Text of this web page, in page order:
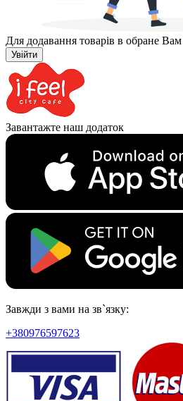
Для додавання товарів в обране
Увійти
Завантажте наш додаток
Завжди з вами на зв`язку:
+380976597623